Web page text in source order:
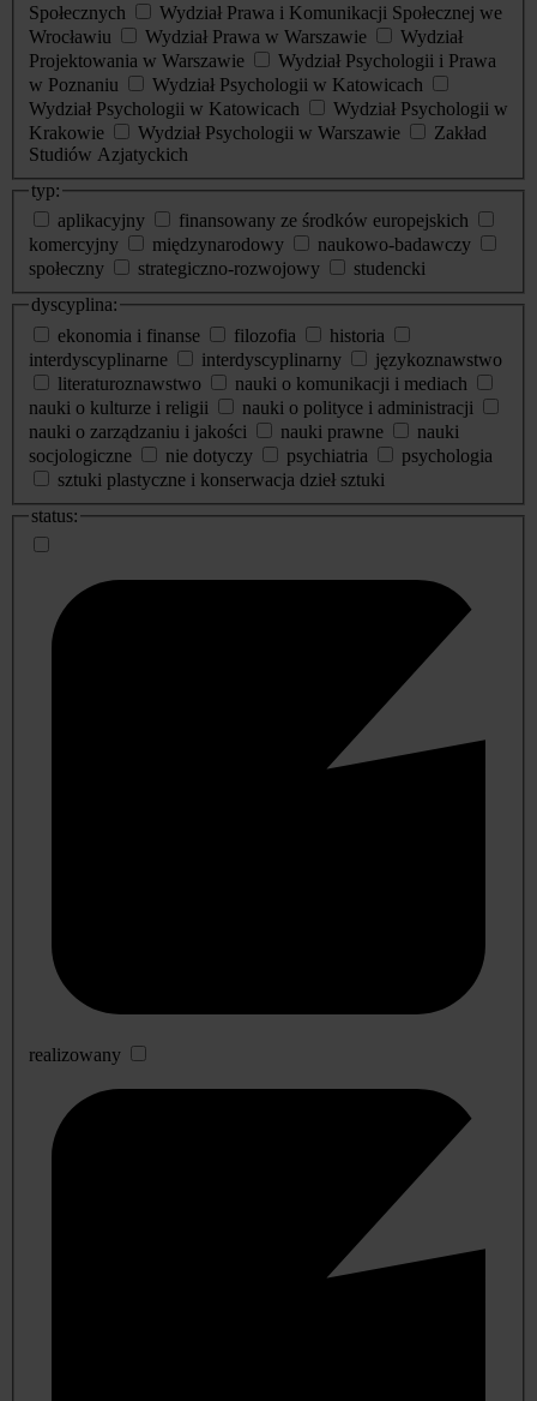
Społecznych
Wydział Prawa i Komunikacji Społecznej we
Wrocławiu
Wydział Prawa w Warszawie
Wydział
Projektowania w Warszawie
Wydział Psychologii i Prawa
w Poznaniu
Wydział Psychologii w Katowicach
Wydział Psychologii w Katowicach
Wydział Psychologii w
Krakowie
Wydział Psychologii w Warszawie
Zakład
Studiów Azjatyckich
typ:
aplikacyjny
finansowany ze środków europejskich
komercyjny
międzynarodowy
naukowo-badawczy
społeczny
strategiczno-rozwojowy
studencki
dyscyplina:
ekonomia i finanse
filozofia
historia
interdyscyplinarne
interdyscyplinarny
językoznawstwo
literaturoznawstwo
nauki o komunikacji i mediach
nauki o kulturze i religii
nauki o polityce i administracji
nauki o zarządzaniu i jakości
nauki prawne
nauki
socjologiczne
nie dotyczy psychiatria
psychologia
sztuki plastyczne i konserwacja dzieł sztuki
status:
realizowany